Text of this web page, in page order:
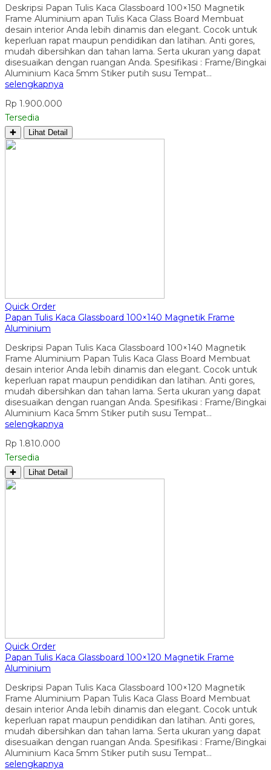
Deskripsi Papan Tulis Kaca Glassboard 100×150 Magnetik
Frame Aluminium apan Tulis Kaca Glass Board Membuat
desain interior Anda lebih dinamis dan elegant. Cocok untuk
keperluan rapat maupun pendidikan dan latihan. Anti gores,
mudah dibersihkan dan tahan lama. Serta ukuran yang dapat
disesuaikan dengan ruangan Anda. Spesifikasi : Frame/Bingkai
Aluminium Kaca 5mm Stiker putih susu Tempat…
selengkapnya
Rp 1.900.000
Tersedia
✚ Lihat Detail
Quick Order
Papan Tulis Kaca Glassboard 100×140 Magnetik Frame
Aluminium
Deskripsi Papan Tulis Kaca Glassboard 100×140 Magnetik
Frame Aluminium Papan Tulis Kaca Glass Board Membuat
desain interior Anda lebih dinamis dan elegant. Cocok untuk
keperluan rapat maupun pendidikan dan latihan. Anti gores,
mudah dibersihkan dan tahan lama. Serta ukuran yang dapat
disesuaikan dengan ruangan Anda. Spesifikasi : Frame/Bingkai
Aluminium Kaca 5mm Stiker putih susu Tempat…
selengkapnya
Rp 1.810.000
Tersedia
✚ Lihat Detail
Quick Order
Papan Tulis Kaca Glassboard 100×120 Magnetik Frame
Aluminium
Deskripsi Papan Tulis Kaca Glassboard 100×120 Magnetik
Frame Aluminium Papan Tulis Kaca Glass Board Membuat
desain interior Anda lebih dinamis dan elegant. Cocok untuk
keperluan rapat maupun pendidikan dan latihan. Anti gores,
mudah dibersihkan dan tahan lama. Serta ukuran yang dapat
disesuaikan dengan ruangan Anda. Spesifikasi : Frame/Bingkai
Aluminium Kaca 5mm Stiker putih susu Tempat…
selengkapnya